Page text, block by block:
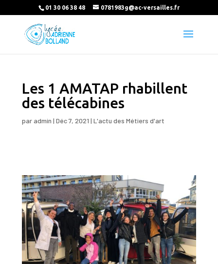
01 30 06 38 48 0781983g@ac-versailles.fr
Les 1 AMATAP rhabillent
des télécabines
paradmin | Déc 7, 2021 | L'actu des Métiers d'art